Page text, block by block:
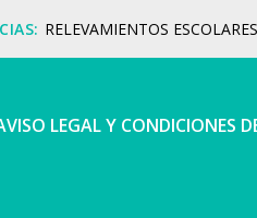
RELEVAMIENTOS
LEGAL Y CONDICIONES